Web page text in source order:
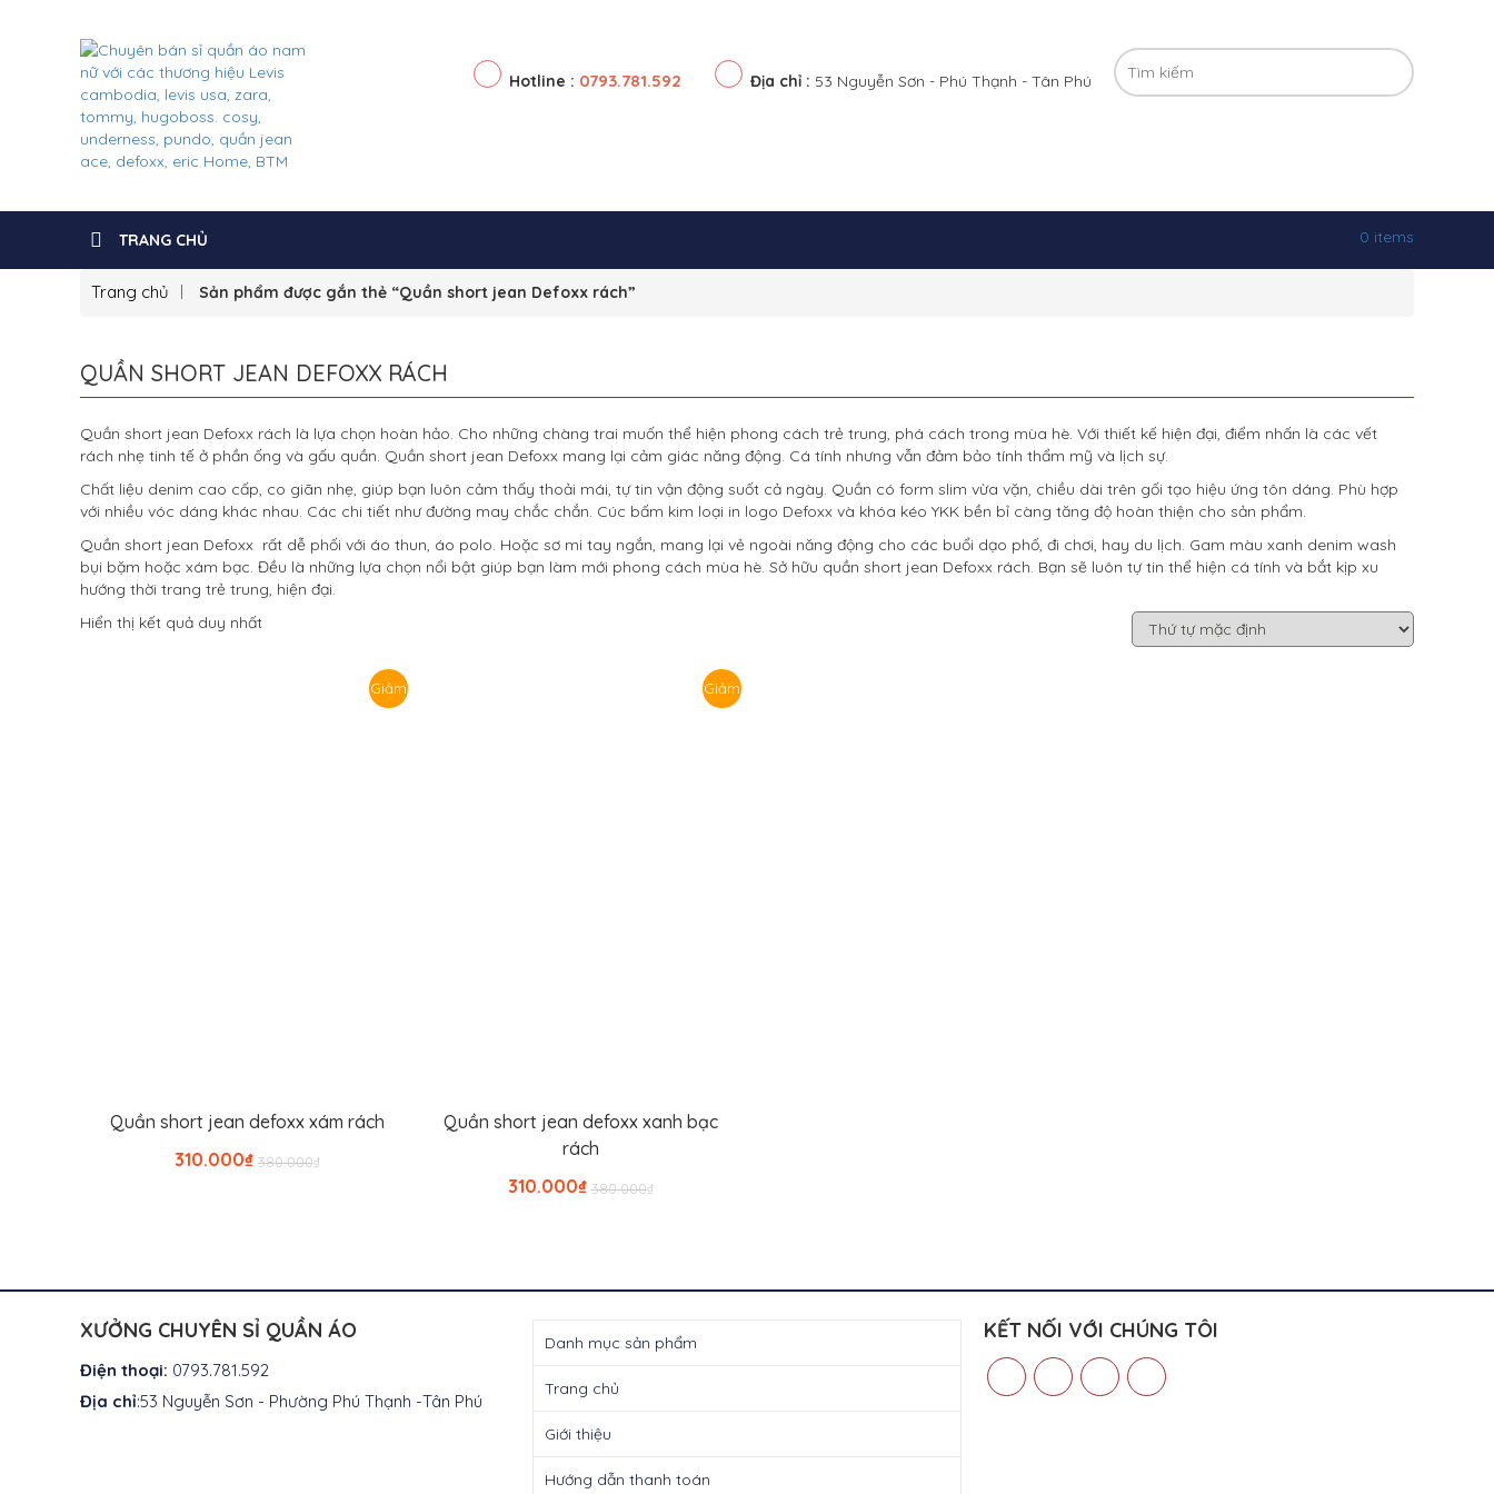
Hotline : 0793.781.592 Địa chỉ : 53 Nguyễn Sơn - Phú Thạnh - Tân Phú
TRANG CHỦ 0 items
Trang chủ Sản phẩm được gắn thẻ “Quần short jean Defoxx rách”
QUẦN SHORT JEAN DEFOXX RÁCH
Quần short jean Defoxx rách là lựa chọn hoàn hảo. Cho những chàng trai muốn thể hiện phong cách trẻ trung, phá cách trong mùa hè. Với thiết kế hiện đại, điểm nhấn là các vết
rách nhẹ tinh tế ở phần ống và gấu quần. Quần short jean Defoxx mang lại cảm giác năng động. Cá tính nhưng vẫn đảm bảo tính thẩm mỹ và lịch sự.
Chất liệu denim cao cấp, co giãn nhẹ, giúp bạn luôn cảm thấy thoải mái, tự tin vận động suốt cả ngày. Quần có form slim vừa vặn, chiều dài trên gối tạo hiệu ứng tôn dáng. Phù hợp
với nhiều vóc dáng khác nhau. Các chi tiết như đường may chắc chắn. Cúc bấm kim loại in logo Defoxx và khóa kéo YKK bền bỉ càng tăng độ hoàn thiện cho sản phẩm.
Quần short jean Defoxx rất dễ phối với áo thun, áo polo. Hoặc sơ mi tay ngắn, mang lại vẻ ngoài năng động cho các buổi dạo phố, đi chơi, hay du lịch. Gam màu xanh denim wash
bụi bặm hoặc xám bạc. Đều là những lựa chọn nổi bật giúp bạn làm mới phong cách mùa hè. Sở hữu quần short jean Defoxx rách. Bạn sẽ luôn tự tin thể hiện cá tính và bắt kịp xu
hướng thời trang trẻ trung, hiện đại.
Hiển thị kết quả duy nhất
Giảm
Thêm vào giỏ hàng
Quần short jean defoxx xám rách
₫
380.000 Giá
₫
310.000
Giá
Giảm
Thêm vào giỏ hàng
Quần short jean defoxx xanh bạc
rách
₫
380.000 Giá
₫
310.000
Giá
XƯỞNG CHUYÊN SỈ QUẦN ÁO
Điện thoại: 0793.781.592
Địa chỉ:53 Nguyễn Sơn - Phường Phú Thạnh -Tân Phú
Danh mục sản phẩm
Trang chủ
Giới thiệu
Hướng dẫn thanh toán
KẾT NỐI VỚI CHÚNG TÔI